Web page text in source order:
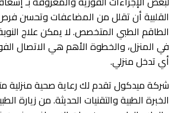
القلبية أن تقلل من المضاعفات وتحسن
الطاقم الطبي المتخصص. لا يمكن علاج
في المنزل، والخطوة الأهم هي الاتصال
أي تدخل منزلي.
شركة ميدكول تقدم لك رعاية صحية منزلية
الخبرة الطبية والتقنيات الحديثة. من زيارة